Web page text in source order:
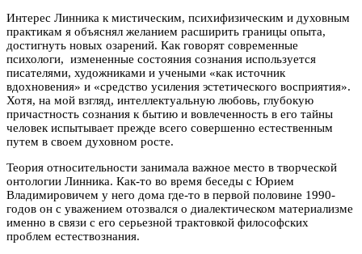
Интерес Линника к мистическим, психифизическим и духовным
практикам я объяснял желанием расширить границы опыта,
достигнуть новых озарений. Как говорят современные
психологи, измененные состояния сознания используется
писателями, художниками и учеными «как источник
вдохновения» и «средство усиления эстетического восприятия».
Хотя, на мой взгляд, интеллектуальную любовь, глубокую
причастность сознания к бытию и вовлеченность в его тайны
человек испытывает прежде всего совершенно естественным
путем в своем духовном росте.
Теория относительности занимала важное место в творческой
онтологии Линника. Как-то во время беседы с Юрием
Владимировичем у него дома где-то в первой половине 1990-
годов он с уважением отозвался о диалектическом материализме
именно в связи с его серьезной трактовкой философских
проблем естествознания.